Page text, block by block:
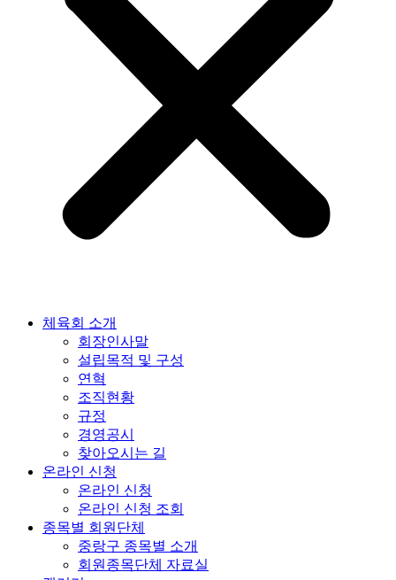
체육회 소개
회장인사말
설립목적 및 구성
연혁
조직현황
규정
경영공시
찾아오시는 길
온라인 신청
온라인 신청
온라인 신청 조회
종목별 회원단체
중랑구 종목별 소개
회원종목단체 자료실